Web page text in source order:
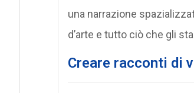
una narrazione
d’arte e tutto ciò che gli
Creare racconti di